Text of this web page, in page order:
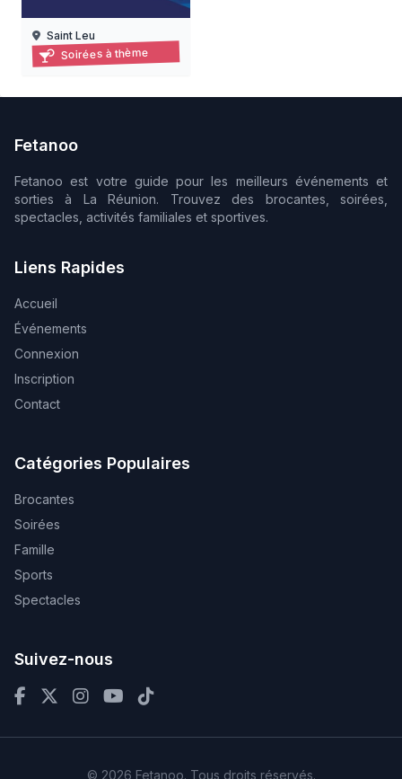
Les jours de la nuit à kélonia – visites nocturnes 2026
19/06/2026 au 18/09/2026
Saint Leu
Soirées à thème
Fetanoo
Fetanoo est votre guide pour les meilleurs événements et
sorties à La Réunion. Trouvez des brocantes, soirées,
spectacles, activités familiales et sportives.
Liens Rapides
Accueil
Événements
Connexion
Inscription
Contact
Catégories Populaires
Brocantes
Soirées
Famille
Sports
Spectacles
Suivez-nous
© 2026 Fetanoo. Tous droits réservés.